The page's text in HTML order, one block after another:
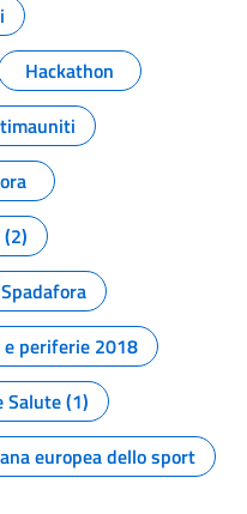
Hackathon
periferie 2018
Salute (1)
europea dello sport